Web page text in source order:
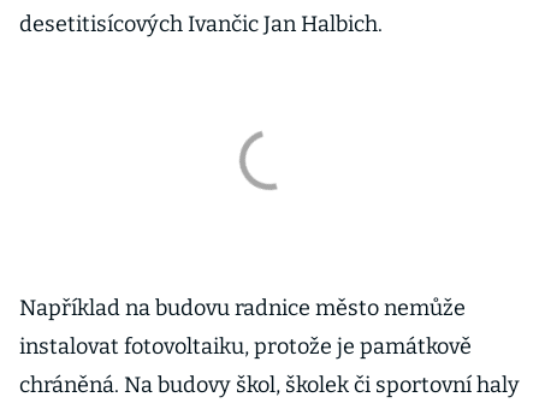
desetitisícových Ivančic Jan Halbich.
Například na budovu radnice město nemůže
instalovat fotovoltaiku, protože je památkově
chráněná. Na budovy škol, školek či sportovní haly